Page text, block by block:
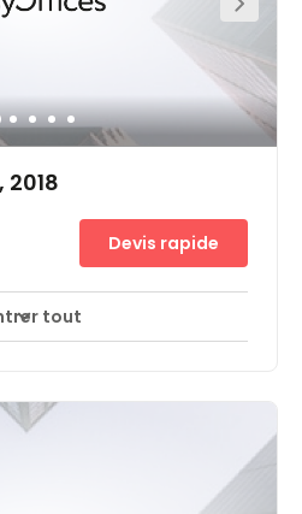
Salon d'affaires
d'un quartier international qui
multinationales spécialisées
II vous offre un
grands ports maritimes
Devis rapide
tout